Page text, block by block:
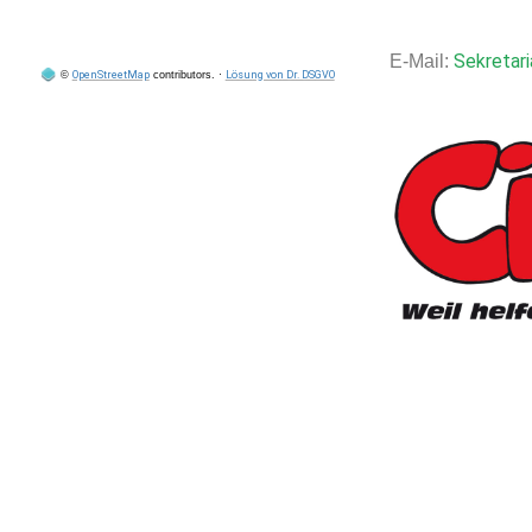
© OpenStreetMapcontributors. · Lösung von Dr. DSGVO
E-Mail: